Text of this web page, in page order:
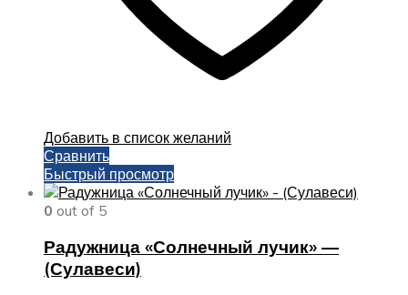
Добавить в список желаний
Сравнить
Быстрый просмотр
0 out of 5
Радужница «Солнечный лучик» —
(Сулавеси)